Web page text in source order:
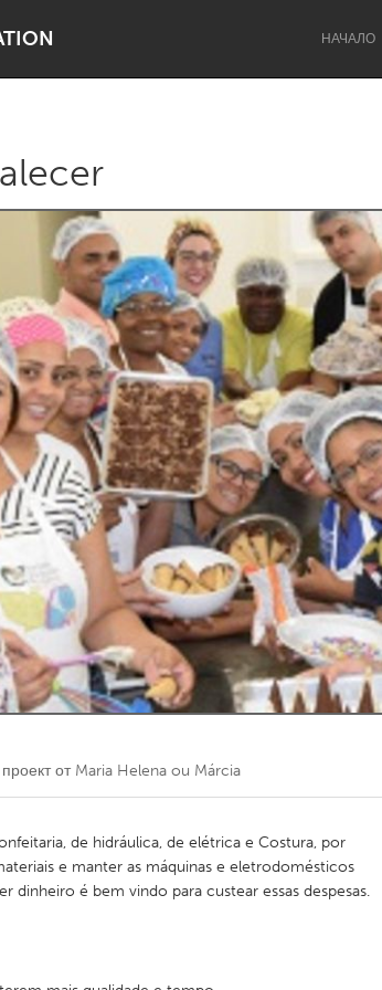
НАЧАЛО
Lake Mac
Kitchener-Waterloo
Toronto
проект от Maria Helena ou Márcia
de hidráulica, de elétrica e Costura, por
e manter as máquinas e eletrodomésticos
dinheiro é bem vindo para custear essas despesas.